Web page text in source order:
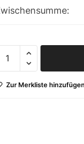
PizzaMaster®
CounterTop
Zur Merkliste hinzufügen